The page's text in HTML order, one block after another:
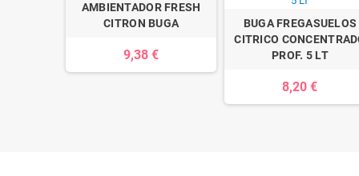
AMBIENTADOR FRESH
CITRON BUGA
9,38 €
BUGA FREGASUELOS
CITRICO
PROF. 5 LT
8,20 €